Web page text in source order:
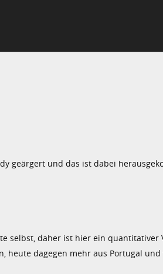
geärgert und das ist dabei
selbst, daher ist hier ein quantitativer
heute dagegen mehr aus Portugal